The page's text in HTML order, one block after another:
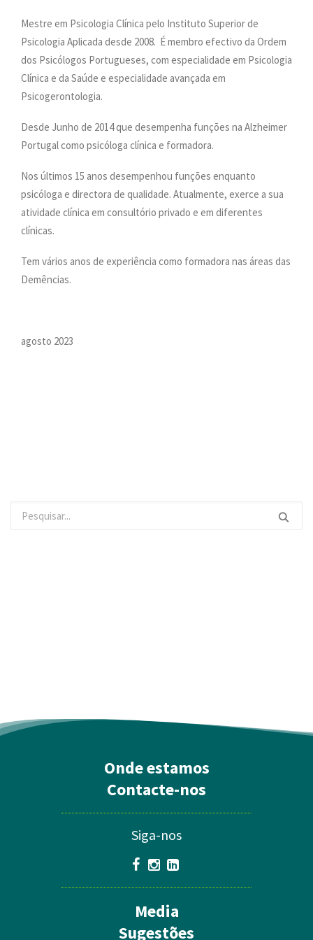
ONDE ESTAMOS
CONTACTOS
Mestre em Psicologia Clínica pelo Instituto Superior de
Psicologia Aplicada desde 2008. É membro efectivo da Ordem
dos Psicólogos Portugueses, com especialidade em Psicologia
Clínica e da Saúde e especialidade avançada em
Psicogerontologia.
Desde Junho de 2014 que desempenha funções na Alzheimer
Portugal como psicóloga clínica e formadora.
Nos últimos 15 anos desempenhou funções enquanto
psicóloga e directora de qualidade. Atualmente, exerce a sua
atividade clínica em consultório privado e em diferentes
clínicas.
Tem vários anos de experiência como formadora nas áreas das
Demências.
agosto 2023
Onde estamos
Contacte-nos
Siga-nos
Media
Sugestões